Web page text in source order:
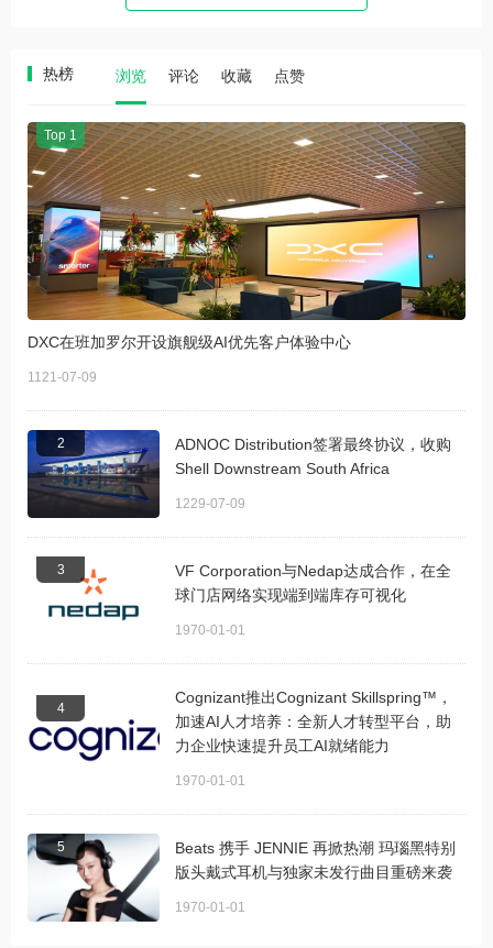
热榜 浏览 评论 收藏 点赞
Top 1
DXC在班加罗尔开设旗舰级AI优先客户体验中心
1121-07-09
2
ADNOC Distribution签署最终协议，收购
Shell Downstream South Africa
1229-07-09
3
VF Corporation与Nedap达成合作，在全
球门店网络实现端到端库存可视化
1970-01-01
4
Cognizant推出Cognizant Skillspring™，
加速AI人才培养：全新人才转型平台，助
力企业快速提升员工AI就绪能力
1970-01-01
5
Beats 携手 JENNIE 再掀热潮 玛瑙黑特别
版头戴式耳机与独家未发行曲目重磅来袭
1970-01-01